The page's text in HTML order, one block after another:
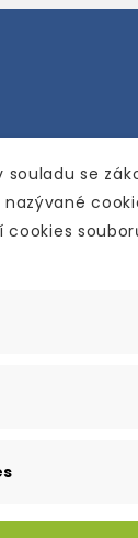
266 01
se